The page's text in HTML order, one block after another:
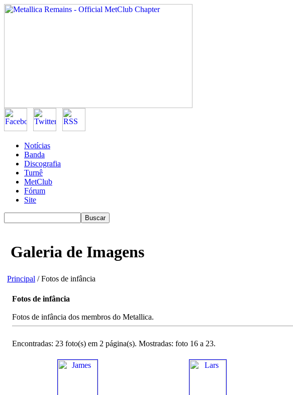
Notícias
Banda
Discografia
Turnê
MetClub
Fórum
Site
Galeria de Imagens
Principal / Fotos de infância
Fotos de infância
Fotos de infância dos membros do Metallica.
Encontradas: 23 foto(s) em 2 página(s). Mostradas: foto 16 a 23.